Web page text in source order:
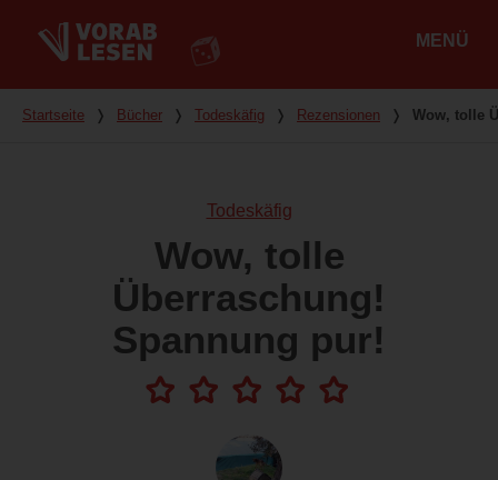
MENÜ
Du bist hier
Startseite ❭ Bücher ❭ Todeskäfig ❭ Rezensionen ❭ Wow, tolle
Todeskäfig
Wow, tolle
Überraschung!
Spannung pur!